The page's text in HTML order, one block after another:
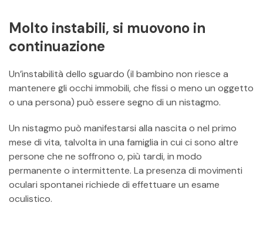
Molto instabili, si muovono in
continuazione
Un’instabilità dello sguardo (il bambino non riesce a
mantenere gli occhi immobili, che fissi o meno un oggetto
o una persona) può essere segno di un nistagmo.
Un nistagmo può manifestarsi alla nascita o nel primo
mese di vita, talvolta in una famiglia in cui ci sono altre
persone che ne soffrono o, più tardi, in modo
permanente o intermittente. La presenza di movimenti
oculari spontanei richiede di effettuare un esame
oculistico.